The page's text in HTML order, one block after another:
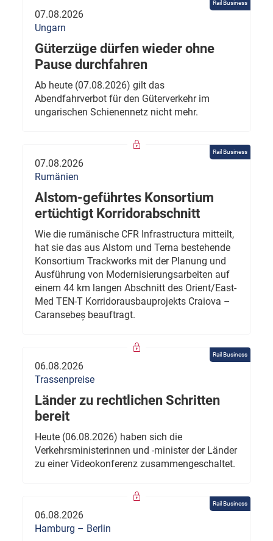
Rail Business
07.08.2026
Ungarn
Güterzüge dürfen wieder ohne
Pause durchfahren
Ab heute (07.08.2026) gilt das
Abendfahrverbot für den Güterverkehr im
ungarischen Schienennetz nicht mehr.
Rail Business
07.08.2026
Rumänien
Alstom-geführtes Konsortium
ertüchtigt Korridorabschnitt
Wie die rumänische CFR Infrastructura mitteilt,
hat sie das aus Alstom und Terna bestehende
Konsortium Trackworks mit der Planung und
Ausführung von Modernisierungsarbeiten auf
einem 44 km langen Abschnitt des Orient/East-
Med TEN-T Korridorausbauprojekts Craiova –
Caransebeș beauftragt.
Rail Business
06.08.2026
Trassenpreise
Länder zu rechtlichen Schritten
bereit
Heute (06.08.2026) haben sich die
Verkehrsministerinnen und -minister der Länder
zu einer Videokonferenz zusammengeschaltet.
Rail Business
06.08.2026
Hamburg – Berlin